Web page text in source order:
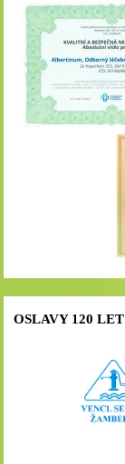
OSLAVY 120